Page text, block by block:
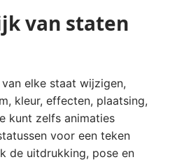
van staten
elke staat wijzigen,
kleur, effecten, plaatsing,
kunt zelfs animaties
voor een teken
de uitdrukking, pose en